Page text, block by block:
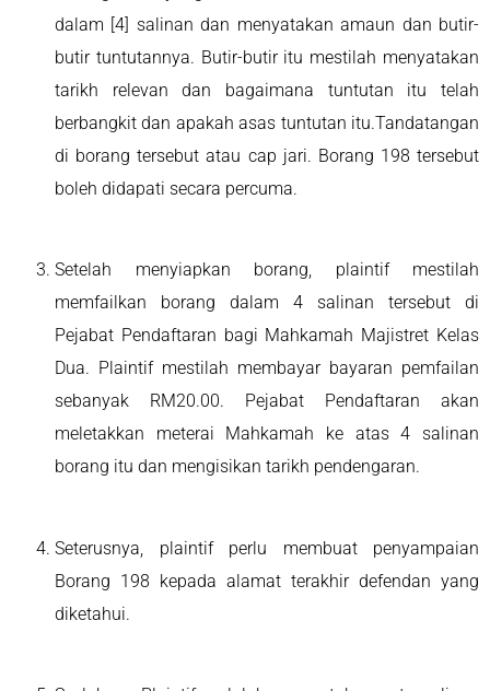
dalam [4] salinan dan menyatakan amaun dan butir-
butir tuntutannya. Butir-butir itu mestilah menyatakan
tarikh relevan dan bagaimana tuntutan itu telah
berbangkit dan apakah asas tuntutan itu.Tandatangan
di borang tersebut atau cap jari. Borang 198 tersebut
boleh didapati secara percuma.
Setelah menyiapkan borang, plaintif mestilah
memfailkan borang dalam 4 salinan tersebut di
Pejabat Pendaftaran bagi Mahkamah Majistret Kelas
Dua. Plaintif mestilah membayar bayaran pemfailan
sebanyak RM20.00. Pejabat Pendaftaran akan
meletakkan meterai Mahkamah ke atas 4 salinan
borang itu dan mengisikan tarikh pendengaran.
Seterusnya, plaintif perlu membuat penyampaian
Borang 198 kepada alamat terakhir defendan yang
diketahui.